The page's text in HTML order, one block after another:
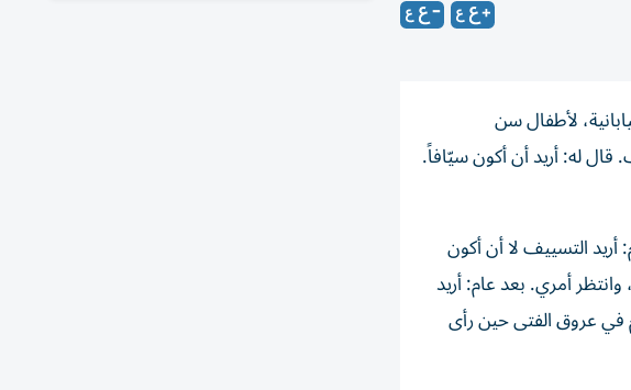
لأطفال سن
له: أريد أن أكون سيّافاً.
التسييف لا أن أكون
أمري. بعد عام: أريد
في عروق الفتى حين رأى